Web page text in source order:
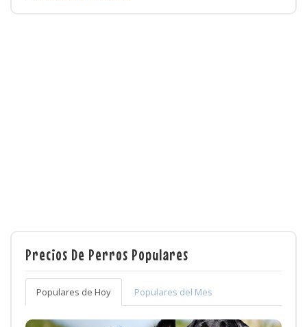
Precios De Perros Populares
Populares de Hoy Populares del Mes